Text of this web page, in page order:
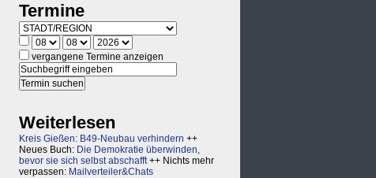
Termine
vergangene Termine anzeigen
Weiterlesen
Kreis Gießen: B49-Neubau verhindern ++
Neues Buch: Die Demokratie überwinden,
bevor sie sich selbst abschafft++ Nichts mehr
verpassen: Mailverteiler&Chats